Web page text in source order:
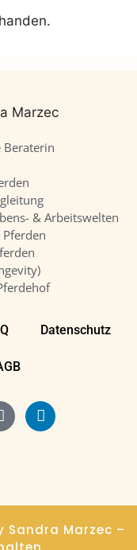
Beraterin
& Arbeitswelten
Datenschutz
Sandra Marzec –